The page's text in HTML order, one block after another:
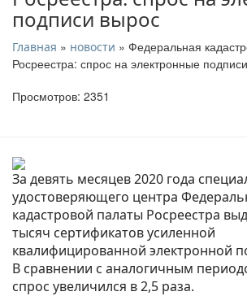
подписи вырос
Главная » новости » Федеральная
Росреестра: спрос на электронные
Просмотров: 2351
За девять месяцев 2020 года
удостоверяющего центра
кадастровой палаты Росреестра
тысяч сертификатов усиленной
квалифицированной электронной
В сравнении с аналогичным
спрос увеличился в 2,5 раза.